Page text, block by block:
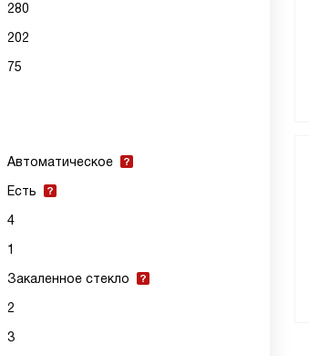
280
202
75
Автоматическое
Есть
4
1
Закаленное стекло
2
3